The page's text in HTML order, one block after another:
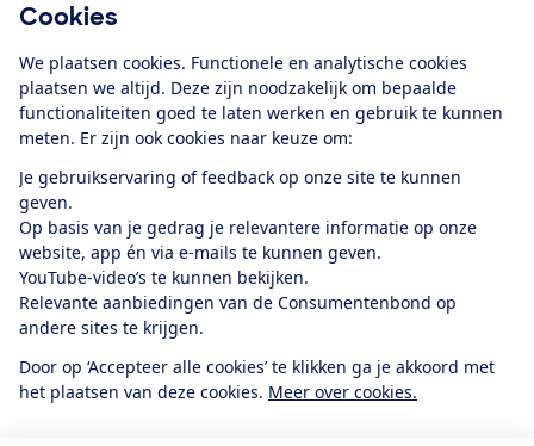
Cookies
We plaatsen cookies. Functionele en analytische cookies
plaatsen we altijd. Deze zijn noodzakelijk om bepaalde
functionaliteiten goed te laten werken en gebruik te kunnen
meten. Er zijn ook cookies naar keuze om:
Je gebruikservaring of feedback op onze site te kunnen
geven.
Op basis van je gedrag je relevantere informatie op onze
website, app én via e-mails te kunnen geven.
YouTube-video’s te kunnen bekijken.
Relevante aanbiedingen van de Consumentenbond op
andere sites te krijgen.
Door op ‘Accepteer alle cookies’ te klikken ga je akkoord met
het plaatsen van deze cookies. Meer over cookies.
Alles over de
app
Algemene Voorwaarden
Privacyverklaring
Cookiebeleid
Privacyvoorkeuren
Toegankelijkheid
RSS-feed nieuws
Facebook
TwitterInstagram
YoutubeLinkedIn
12.901consumentenbeoordelen de Consumentenbondmet gemiddeld